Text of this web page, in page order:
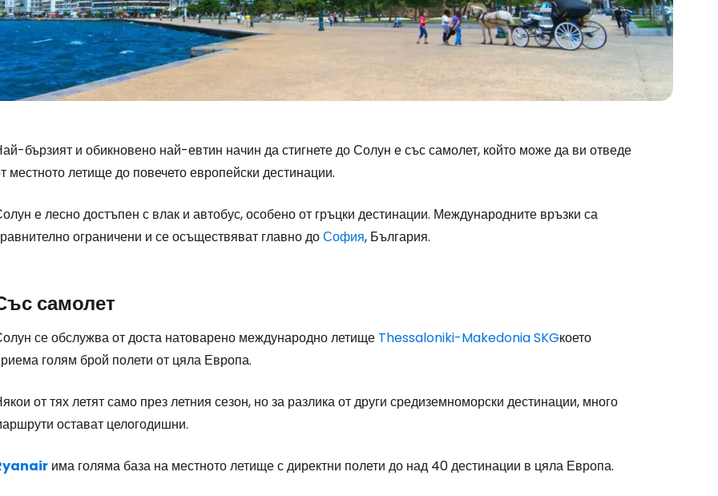
бързият и обикновено най-евтин начин да стигнете до Солун е със самолет, който може да ви отведе
местното летище до повечето европейски дестинации.
е лесно достъпен с влак и автобус, особено от гръцки дестинации. Международните връзки са
ограничени и се осъществяват главно доСофия, България.
самолет
се обслужва от доста натоварено международно летище Thessaloniki-Makedonia SKGкоето
голям брой полети от цяла Европа.
от тях летят само през летния сезон, но за разлика от други средиземноморски дестинации, много
остават целогодишни.
има голяма база на местното летище с директни полети до над 40 дестинации в цяла Европа.